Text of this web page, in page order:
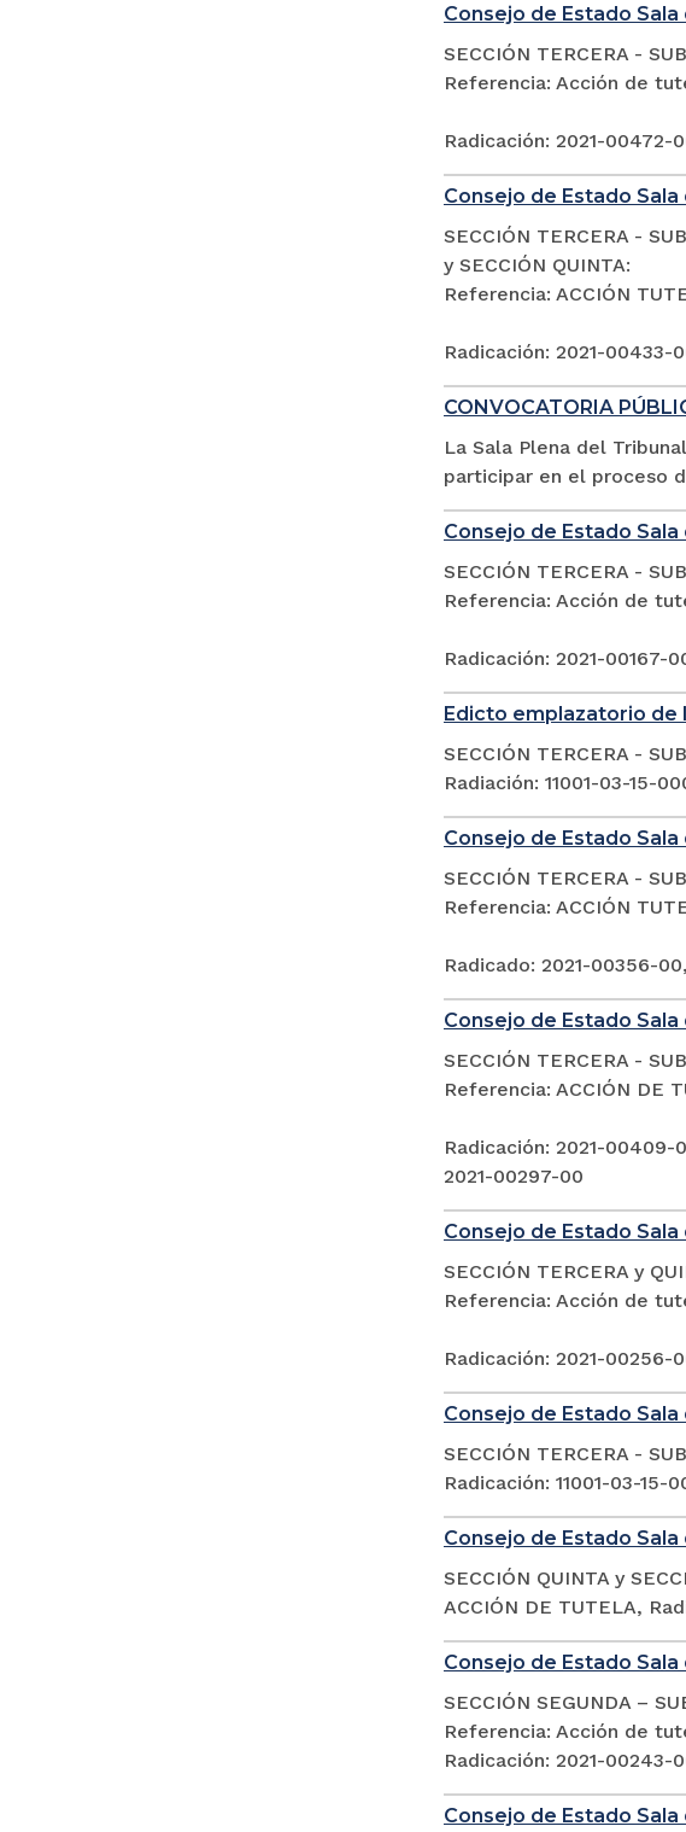
Consejo de Estado
SECCIÓN TERCERA -
Referencia: Acción de
Radicación: 2021-00472-
Consejo de Estado
SECCIÓN TERCERA -
y SECCIÓN QUINTA:
Referencia: ACCIÓN
Radicación: 2021-
CONVOCATORIA
La Sala Plena del
participar en el proceso
Consejo de Estado
SECCIÓN TERCERA -
Referencia: Acción de
Radicación: 2021-00167-
Edicto emplazatorio
SECCIÓN TERCERA -
Radiación: 11001-03-15-
Consejo de Estado
SECCIÓN TERCERA -
Referencia: ACCIÓN
Radicado: 2021-00356-
Consejo de Estado
SECCIÓN TERCERA -
Referencia: ACCIÓN DE
Radicación: 2021-
2021-00297-00
Consejo de Estado
SECCIÓN TERCERA y
Referencia: Acción de
Radicación: 2021-00256-
Consejo de Estado
SECCIÓN TERCERA -
Radicación: 11001-03-
Consejo de Estado
SECCIÓN QUINTA y
ACCIÓN DE TUTELA,
Consejo de Estado
SECCIÓN SEGUNDA –
Referencia: Acción de
Radicación: 2021-00243-
Consejo de Estado